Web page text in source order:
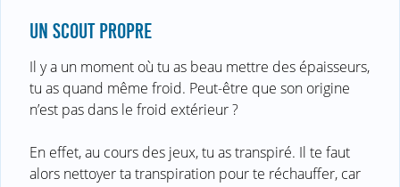
UN SCOUT PROPRE
Il y a un moment où tu as beau mettre des épaisseurs,
tu as quand même froid. Peut-être que son origine
n’est pas dans le froid extérieur ?
En effet, au cours des jeux, tu as transpiré. Il te faut
alors nettoyer ta transpiration pour te réchauffer, car